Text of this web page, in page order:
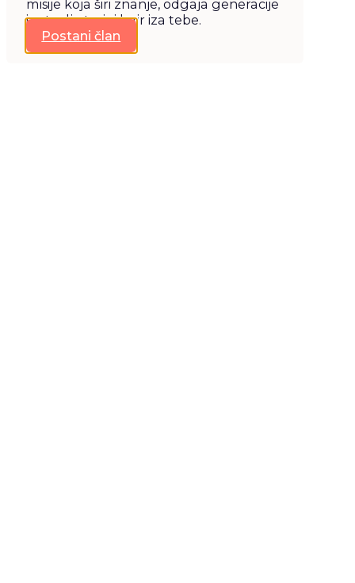
misije koja širi znanje, odgaja generacije
i ostavlja trajni hajr iza tebe.
Postani član